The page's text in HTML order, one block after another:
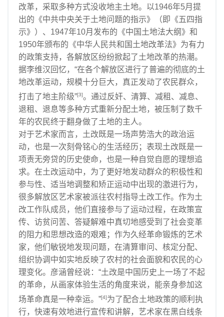
改革，采取多种方式没收地主土地。以1946年5月提
出的《中共中央关于土地问题的指示》（即《五四指
示》）、1947年10月发布的《中国土地法大纲》和
1950年颁布的《中华人民共和国土地改革法》为有力
的政策支持，各解放区纷纷掀起了土地改革的热潮。
据李维汉回忆，“在各个解放区进行了普遍的彻底的土
地改革运动，规模十分巨大，真正发动了农民群众，
打击了地主阶级”[3]。通过反奸、清算、减租、减息、
退租、退息等多种方式重新分配土地，被压制了数千
年的农民终于翻身做了土地的主人。
对于艺术家而言，土改既是一场声势浩大的政治运
动，也是一次刻骨铭心的生活经历；表现土改既是一
项责无旁贷的历史使命，也是一种自觉自愿的理想追
求。在土改运动中，为了更好地发动群众的积极性和
参与性、适当地调整和矫正运动中出现的激进行为，
很多解放区艺术家被派往农村指导土改工作。作为土
改工作队成员，他们直接参与了运动过程，在政策宣
传、访贫问苦、答疑解难中真切地感受到了社会变革
的阻力和思想改造的艰难；作为久经革命锻炼的艺术
家，他们敏锐地发现问题，在清算审问、核定分配、
组织协调中如实地反映了农村的社会面貌和农民的心
理变化。彦涵曾经说：“土改是中国历史上一场了不起
的革命，从画家体验生活的角度来说，能亲身参加这
场革命真是一种幸运。”[4]为了配合土地政策的顺利执
行，快速有效地进行宣传和讲解，艺术家在黑白线条